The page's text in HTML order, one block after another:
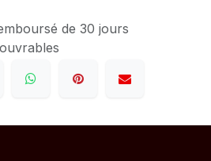
de 30 jours